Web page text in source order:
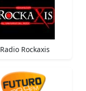
Radio Rockaxis